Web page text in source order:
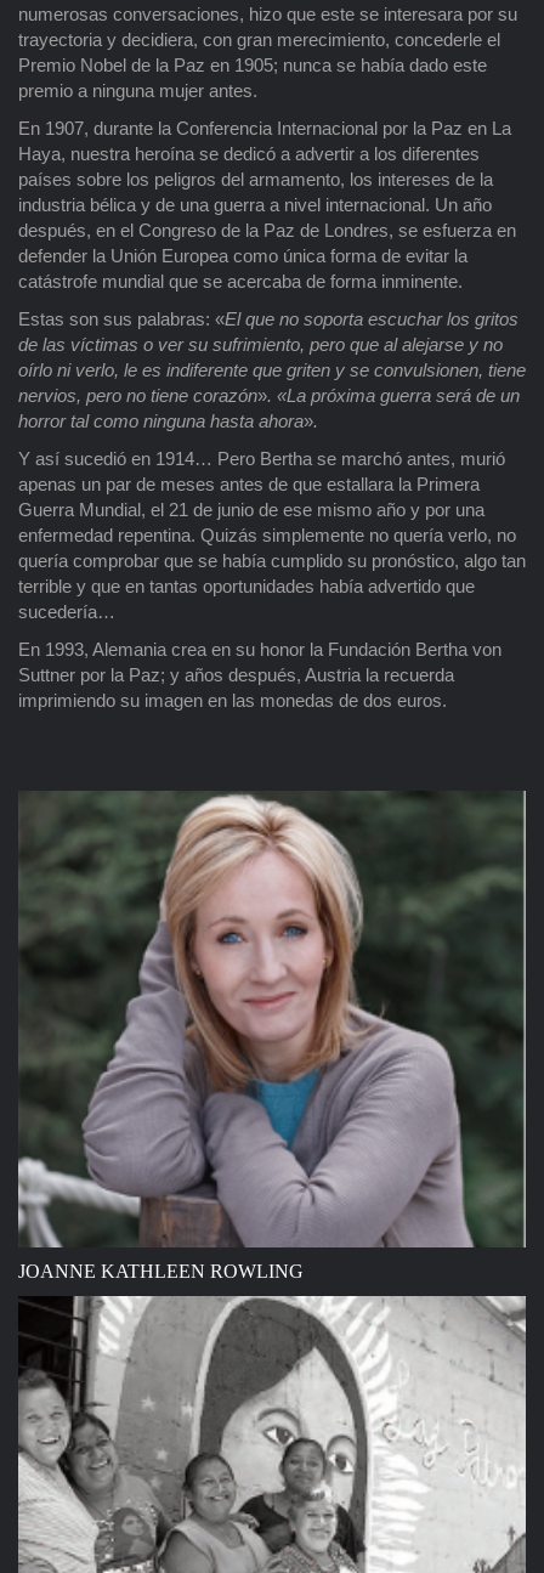
numerosas conversaciones, hizo que este se interesara por su
trayectoria y decidiera, con gran merecimiento, concederle el
Premio Nobel de la Paz en 1905; nunca se había dado este
premio a ninguna mujer antes.
En 1907, durante la Conferencia Internacional por la Paz en La
Haya, nuestra heroína se dedicó a advertir a los diferentes
países sobre los peligros del armamento, los intereses de la
industria bélica y de una guerra a nivel internacional. Un año
después, en el Congreso de la Paz de Londres, se esfuerza en
defender la Unión Europea como única forma de evitar la
catástrofe mundial que se acercaba de forma inminente.
Estas son sus palabras: «El que no soporta escuchar los gritos
de las víctimas o ver su sufrimiento, pero que al alejarse y no
oírlo ni verlo, le es indiferente que griten y se convulsionen, tiene
nervios, pero no tiene corazón». «La próxima guerra será de un
horror tal como ninguna hasta ahora».
Y así sucedió en 1914… Pero Bertha se marchó antes, murió
apenas un par de meses antes de que estallara la Primera
Guerra Mundial, el 21 de junio de ese mismo año y por una
enfermedad repentina. Quizás simplemente no quería verlo, no
quería comprobar que se había cumplido su pronóstico, algo tan
terrible y que en tantas oportunidades había advertido que
sucedería…
En 1993, Alemania crea en su honor la Fundación Bertha von
Suttner por la Paz; y años después, Austria la recuerda
imprimiendo su imagen en las monedas de dos euros.
JOANNE KATHLEEN ROWLING